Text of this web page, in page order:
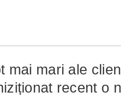
mai mari ale
recent o